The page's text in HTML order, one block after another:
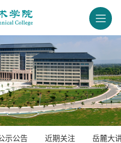
示公告 近期关注 岳麓大